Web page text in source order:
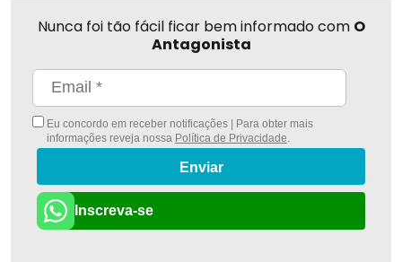
Nunca foi tão fácil ficar bem informado com O
Antagonista
Eu concordo em receber notificações | Para obter mais
informações reveja nossa Política de Privacidade
Enviar
Inscreva-se